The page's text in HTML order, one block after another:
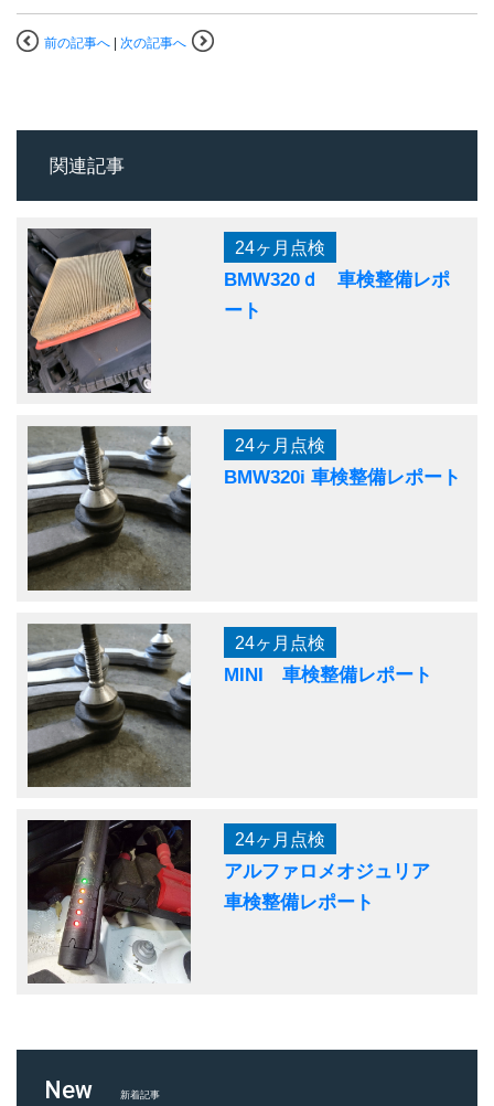
前の記事へ | 次の記事へ
関連記事
24ヶ月点検
BMW320ｄ 車検整備レポ
ート
24ヶ月点検
BMW320i 車検整備レポート
24ヶ月点検
MINI 車検整備レポート
24ヶ月点検
アルファロメオジュリア
車検整備レポート
New 新着記事